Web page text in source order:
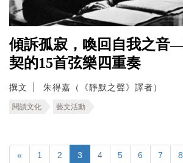
傾訴孤寂，喚回自我之音
契的15首弦樂四重奏
撰文 朱得嘉（《靜默之聲》譯者）
閱讀文化 藝文活動
« 1 2 3 4 5 6 7 8